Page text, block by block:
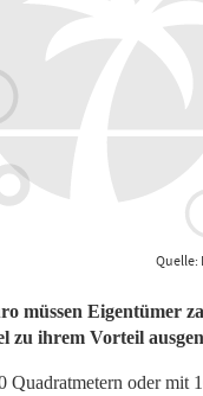
Quelle:
müssen Eigentümer
zu ihrem Vorteil
Quadratmetern oder mit